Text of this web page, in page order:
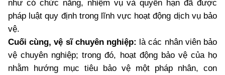
như có chức năng, nhiệm vụ và quyền hạn đã được
pháp luật quy định trong lĩnh vực hoạt động dịch vụ bảo
vệ.
Cuối cùng, vệ sĩ chuyên nghiệp: là các nhân viên bảo
vệ chuyên nghiệp; trong đó, hoạt động bảo vệ của họ
nhằm hướng mục tiêu bảo vệ một pháp nhân, con